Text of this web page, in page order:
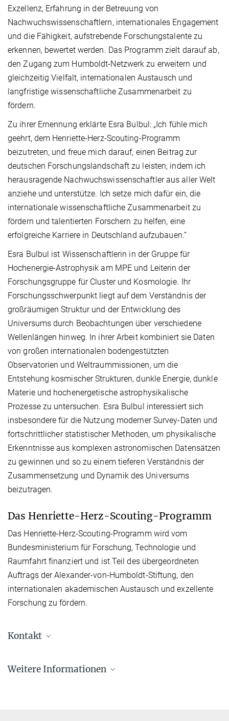
Exzellenz, Erfahrung in der Betreuung von
Nachwuchswissenschaftlern, internationales Engagement
und die Fähigkeit, aufstrebende Forschungstalente zu
erkennen, bewertet werden. Das Programm zielt darauf ab,
den Zugang zum Humboldt-Netzwerk zu erweitern und
gleichzeitig Vielfalt, internationalen Austausch und
langfristige wissenschaftliche Zusammenarbeit zu
fördern.
Zu ihrer Ernennung erklärte Esra Bulbul: „Ich fühle mich
geehrt, dem Henriette-Herz-Scouting-Programm
beizutreten, und freue mich darauf, einen Beitrag zur
deutschen Forschungslandschaft zu leisten, indem ich
herausragende Nachwuchswissenschaftler aus aller Welt
anziehe und unterstütze. Ich setze mich dafür ein, die
internationale wissenschaftliche Zusammenarbeit zu
fördern und talentierten Forschern zu helfen, eine
erfolgreiche Karriere in Deutschland aufzubauen.“
Esra Bulbul ist Wissenschaftlerin in der Gruppe für
Hochenergie-Astrophysik am MPE und Leiterin der
Forschungsgruppe für Cluster und Kosmologie. Ihr
Forschungsschwerpunkt liegt auf dem Verständnis der
großräumigen Struktur und der Entwicklung des
Universums durch Beobachtungen über verschiedene
Wellenlängen hinweg. In ihrer Arbeit kombiniert sie Daten
von großen internationalen bodengestützten
Observatorien und Weltraummissionen, um die
Entstehung kosmischer Strukturen, dunkle Energie, dunkle
Materie und hochenergetische astrophysikalische
Prozesse zu untersuchen. Esra Bulbul interessiert sich
insbesondere für die Nutzung moderner Survey-Daten und
fortschrittlicher statistischer Methoden, um physikalische
Erkenntnisse aus komplexen astronomischen Datensätzen
zu gewinnen und so zu einem tieferen Verständnis der
Zusammensetzung und Dynamik des Universums
beizutragen.
Das Henriette-Herz-Scouting-Programm
Das Henriette-Herz-Scouting-Programm wird vom
Bundesministerium für Forschung, Technologie und
Raumfahrt finanziert und ist Teil des übergeordneten
Auftrags der Alexander-von-Humboldt-Stiftung, den
internationalen akademischen Austausch und exzellente
Forschung zu fördern.
Kontakt
Leiterin der Galaxy Cluster Gruppe
Weitere Informationen